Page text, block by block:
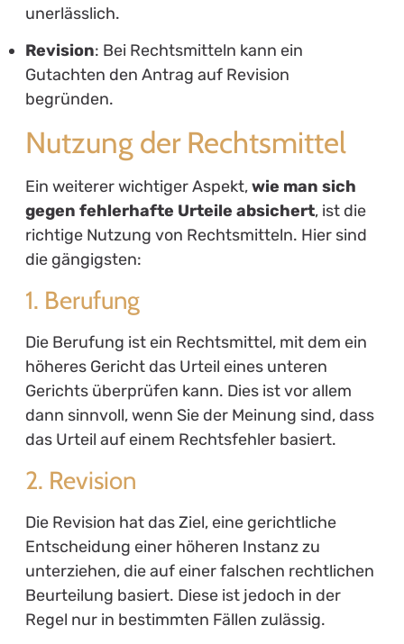
unerlässlich.
Revision: Bei Rechtsmitteln kann ein
Gutachten den Antrag auf Revision
begründen.
Nutzung der Rechtsmittel
Ein weiterer wichtiger Aspekt,wie man sich
gegen fehlerhafte Urteile absichert, ist die
richtige Nutzung von Rechtsmitteln. Hier sind
die gängigsten:
1. Berufung
Die Berufung ist ein Rechtsmittel, mit dem ein
höheres Gericht das Urteil eines unteren
Gerichts überprüfen kann. Dies ist vor allem
dann sinnvoll, wenn Sie der Meinung sind, dass
das Urteil auf einem Rechtsfehler basiert.
2. Revision
Die Revision hat das Ziel, eine gerichtliche
Entscheidung einer höheren Instanz zu
unterziehen, die auf einer falschen rechtlichen
Beurteilung basiert. Diese ist jedoch in der
Regel nur in bestimmten Fällen zulässig.